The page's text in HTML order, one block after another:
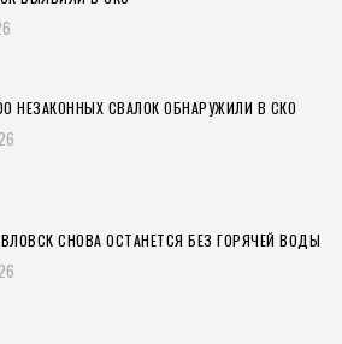
НЕЗАКОННЫХ СВАЛОК ОБНАРУЖИЛИ В СКО
СНОВА ОСТАНЕТСЯ БЕЗ ГОРЯЧЕЙ ВОДЫ